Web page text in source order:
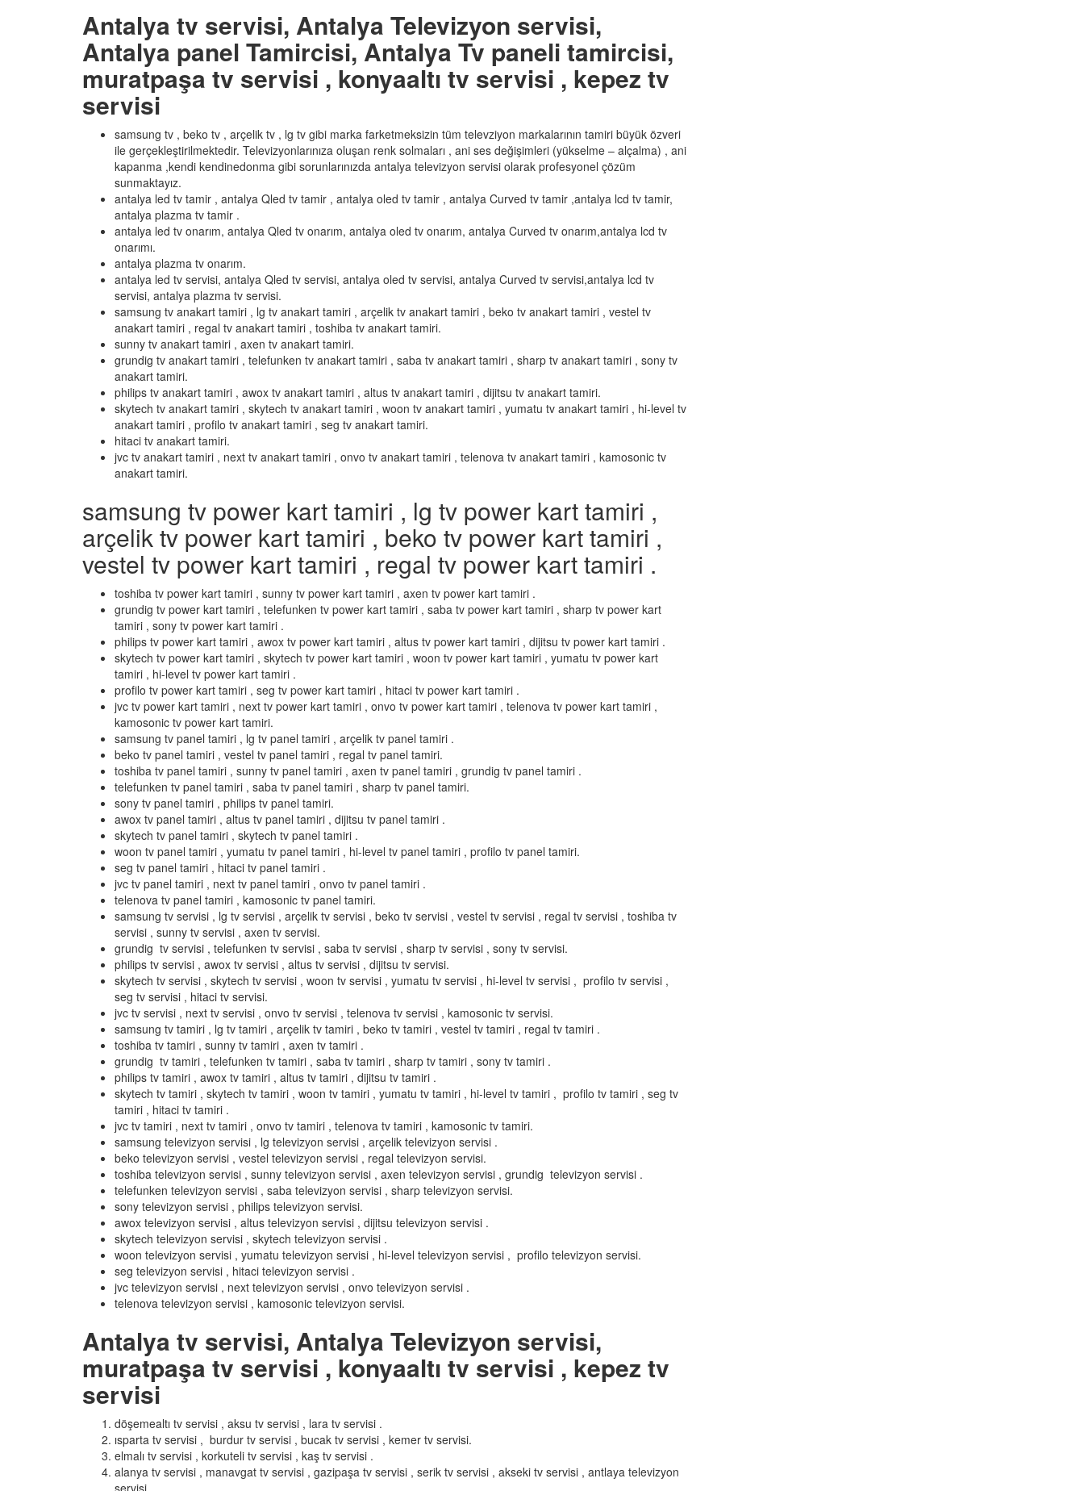
Antalya tv servisi, Antalya Televizyon servisi,
Antalya panel Tamircisi, Antalya Tv paneli tamircisi,
muratpaşa tv servisi , konyaaltı tv servisi , kepez tv
servisi
samsung tv , beko tv , arçelik tv , lg tv gibi marka farketmeksizin tüm televziyon markalarının tamiri büyük özveri
ile gerçekleştirilmektedir. Televizyonlarınıza oluşan renk solmaları , ani ses değişimleri (yükselme – alçalma) , ani
kapanma ,kendi kendinedonma gibi sorunlarınızda antalya televizyon servisi olarak profesyonel çözüm
sunmaktayız.
antalya led tv tamir , antalya Qled tv tamir , antalya oled tv tamir , antalya Curved tv tamir ,antalya lcd tv tamir,
antalya plazma tv tamir .
antalya led tv onarım, antalya Qled tv onarım, antalya oled tv onarım, antalya Curved tv onarım,antalya lcd tv
onarımı.
antalya plazma tv onarım.
antalya led tv servisi, antalya Qled tv servisi, antalya oled tv servisi, antalya Curved tv servisi,antalya lcd tv
servisi, antalya plazma tv servisi.
samsung tv anakart tamiri , lg tv anakart tamiri , arçelik tv anakart tamiri , beko tv anakart tamiri , vestel tv
anakart tamiri , regal tv anakart tamiri , toshiba tv anakart tamiri.
sunny tv anakart tamiri , axen tv anakart tamiri.
grundig tv anakart tamiri , telefunken tv anakart tamiri , saba tv anakart tamiri , sharp tv anakart tamiri , sony tv
anakart tamiri.
philips tv anakart tamiri , awox tv anakart tamiri , altus tv anakart tamiri , dijitsu tv anakart tamiri.
skytech tv anakart tamiri , skytech tv anakart tamiri , woon tv anakart tamiri , yumatu tv anakart tamiri , hi-level tv
anakart tamiri , profilo tv anakart tamiri , seg tv anakart tamiri.
hitaci tv anakart tamiri.
jvc tv anakart tamiri , next tv anakart tamiri , onvo tv anakart tamiri , telenova tv anakart tamiri , kamosonic tv
anakart tamiri.
samsung tv power kart tamiri , lg tv power kart tamiri ,
arçelik tv power kart tamiri , beko tv power kart tamiri ,
vestel tv power kart tamiri , regal tv power kart tamiri .
toshiba tv power kart tamiri , sunny tv power kart tamiri , axen tv power kart tamiri .
grundig tv power kart tamiri , telefunken tv power kart tamiri , saba tv power kart tamiri , sharp tv power kart
tamiri , sony tv power kart tamiri .
philips tv power kart tamiri , awox tv power kart tamiri , altus tv power kart tamiri , dijitsu tv power kart tamiri .
skytech tv power kart tamiri , skytech tv power kart tamiri , woon tv power kart tamiri , yumatu tv power kart
tamiri , hi-level tv power kart tamiri .
profilo tv power kart tamiri , seg tv power kart tamiri , hitaci tv power kart tamiri .
jvc tv power kart tamiri , next tv power kart tamiri , onvo tv power kart tamiri , telenova tv power kart tamiri ,
kamosonic tv power kart tamiri.
samsung tv panel tamiri , lg tv panel tamiri , arçelik tv panel tamiri .
beko tv panel tamiri , vestel tv panel tamiri , regal tv panel tamiri.
toshiba tv panel tamiri , sunny tv panel tamiri , axen tv panel tamiri , grundig tv panel tamiri .
telefunken tv panel tamiri , saba tv panel tamiri , sharp tv panel tamiri.
sony tv panel tamiri , philips tv panel tamiri.
awox tv panel tamiri , altus tv panel tamiri , dijitsu tv panel tamiri .
skytech tv panel tamiri , skytech tv panel tamiri .
woon tv panel tamiri , yumatu tv panel tamiri , hi-level tv panel tamiri , profilo tv panel tamiri.
seg tv panel tamiri , hitaci tv panel tamiri .
jvc tv panel tamiri , next tv panel tamiri , onvo tv panel tamiri .
telenova tv panel tamiri , kamosonic tv panel tamiri.
samsung tv servisi , lg tv servisi , arçelik tv servisi , beko tv servisi , vestel tv servisi , regal tv servisi , toshiba tv
servisi , sunny tv servisi , axen tv servisi.
grundig tv servisi , telefunken tv servisi , saba tv servisi , sharp tv servisi , sony tv servisi.
philips tv servisi , awox tv servisi , altus tv servisi , dijitsu tv servisi.
skytech tv servisi , skytech tv servisi , woon tv servisi , yumatu tv servisi , hi-level tv servisi , profilo tv servisi ,
seg tv servisi , hitaci tv servisi.
jvc tv servisi , next tv servisi , onvo tv servisi , telenova tv servisi , kamosonic tv servisi.
samsung tv tamiri , lg tv tamiri , arçelik tv tamiri , beko tv tamiri , vestel tv tamiri , regal tv tamiri .
toshiba tv tamiri , sunny tv tamiri , axen tv tamiri .
grundig tv tamiri , telefunken tv tamiri , saba tv tamiri , sharp tv tamiri , sony tv tamiri .
philips tv tamiri , awox tv tamiri , altus tv tamiri , dijitsu tv tamiri .
skytech tv tamiri , skytech tv tamiri , woon tv tamiri , yumatu tv tamiri , hi-level tv tamiri , profilo tv tamiri , seg tv
tamiri , hitaci tv tamiri .
jvc tv tamiri , next tv tamiri , onvo tv tamiri , telenova tv tamiri , kamosonic tv tamiri.
samsung televizyon servisi , lg televizyon servisi , arçelik televizyon servisi .
beko televizyon servisi , vestel televizyon servisi , regal televizyon servisi.
toshiba televizyon servisi , sunny televizyon servisi , axen televizyon servisi , grundig televizyon servisi .
telefunken televizyon servisi , saba televizyon servisi , sharp televizyon servisi.
sony televizyon servisi , philips televizyon servisi.
awox televizyon servisi , altus televizyon servisi , dijitsu televizyon servisi .
skytech televizyon servisi , skytech televizyon servisi .
woon televizyon servisi , yumatu televizyon servisi , hi-level televizyon servisi , profilo televizyon servisi.
seg televizyon servisi , hitaci televizyon servisi .
jvc televizyon servisi , next televizyon servisi , onvo televizyon servisi .
telenova televizyon servisi , kamosonic televizyon servisi.
Antalya tv servisi, Antalya Televizyon servisi,
muratpaşa tv servisi , konyaaltı tv servisi , kepez tv
servisi
döşemealtı tv servisi , aksu tv servisi , lara tv servisi .
ısparta tv servisi , burdur tv servisi , bucak tv servisi , kemer tv servisi.
elmalı tv servisi , korkuteli tv servisi , kaş tv servisi .
alanya tv servisi , manavgat tv servisi , gazipaşa tv servisi , serik tv servisi , akseki tv servisi , antlaya televizyon
servisi.